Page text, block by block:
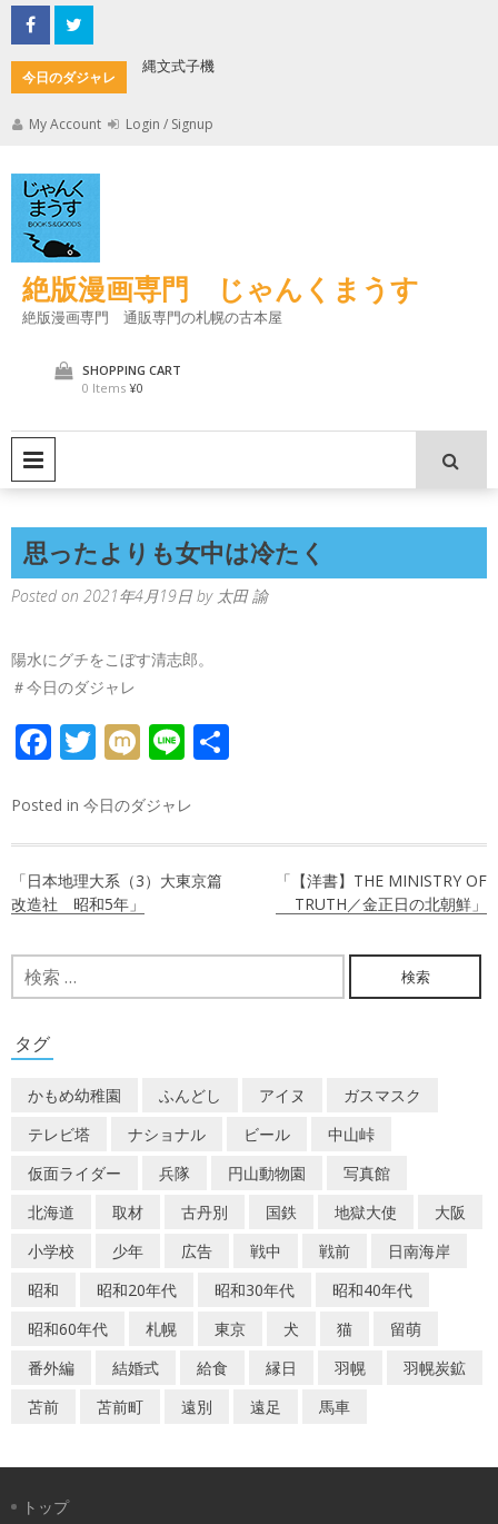
Skip
to
content
今日のダジャレ
縄文式子機
My Account Login / Signup
絶版漫画専門 じゃんくまうす
絶版漫画専門 通販専門の札幌の古本屋
SHOPPING CART
0 Items ¥0
思ったよりも女中は冷たく
Posted on 2021年4月19日 by 太田 諭
陽水にグチをこぼす清志郎。
＃今日のダジャレ
FACEBOOK
TWITTER
MIXILINE
Posted in 今日のダジャレ
稿
ビ
ー
シ
ョ
ン
「日本地理大系（3）大東京篇
改造社 昭和5年」
「【洋書】THE MINISTRY OF
TRUTH／金正日の北朝鮮」
検
索:
タグ
かもめ幼稚園 ふんどし アイヌ
ガスマスク
テレビ塔
ナショナル ビール
中山峠
仮面ライダー
兵隊 円山動物園
写真館
北海道
取材 古丹別 国鉄 地獄大使
大阪
小学校
少年 広告 戦中 戦前
日南海岸
昭和
昭和20年代 昭和30年代
昭和40年代
昭和60年代
札幌 東京 犬 猫
留萌
番外編
結婚式 給食 縁日 羽幌
羽幌炭鉱
苫前
苫前町 遠別 遠足 馬車
トップ